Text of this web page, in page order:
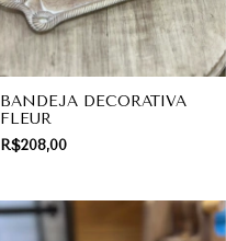
BANDEJA DECORATIVA
FLEUR
R$208,00